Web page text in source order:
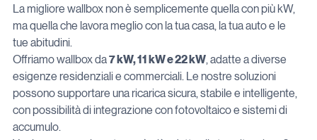
La migliore wallbox non è semplicemente quella con più kW,
ma quella che lavora meglio con la tua casa, la tua auto e le
tue abitudini.
Offriamo wallbox da 7 kW, 11 kW e 22 kW, adatte a diverse
esigenze residenziali e commerciali. Le nostre soluzioni
possono supportare una ricarica sicura, stabile e intelligente,
con possibilità di integrazione con fotovoltaico e sistemi di
accumulo.